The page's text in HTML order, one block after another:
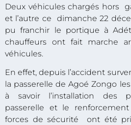
Deux véhicules chargés hors
et l’autre ce dimanche 22
pu franchir le portique à
chauffeurs ont fait marche
véhicules.
En effet, depuis l’accident
la passerelle de Agoé Zongo
à savoir l’installation des
passerelle et le
forces de sécurité ont été